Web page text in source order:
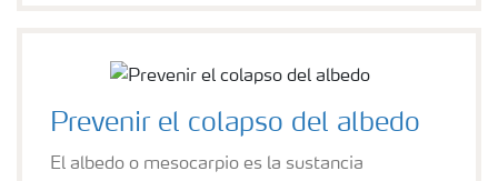
Prevenir el colapso del albedo
El albedo o mesocarpio es la sustancia